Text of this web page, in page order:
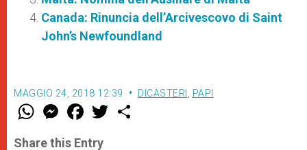
Canada: Rinuncia dell’Arcivescovo di Saint
John’s Newfoundland
MAGGIO 24, 2018 12:39 DICASTERI , PAPI
W
t
M
e
s
F
a
e
w
Share this Entry